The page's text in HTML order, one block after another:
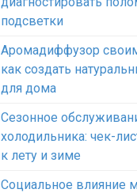
подсветки
Аромадиффузор
как создать
для дома
Сезонное
холодильника: чек-
к лету и зиме
Социальное влияние